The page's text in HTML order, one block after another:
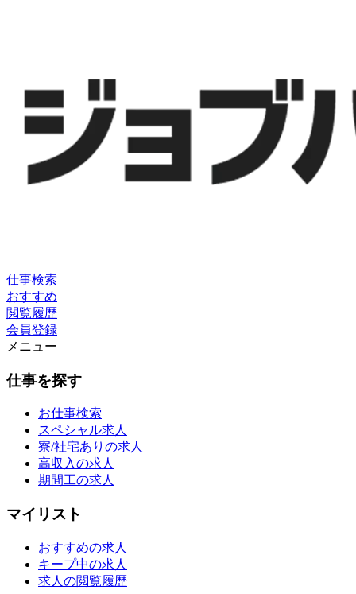
仕事検索
おすすめ
閲覧履歴
会員登録
メニュー
仕事を探す
お仕事検索
スペシャル求人
寮/社宅ありの求人
高収入の求人
期間工の求人
マイリスト
おすすめの求人
キープ中の求人
求人の閲覧履歴